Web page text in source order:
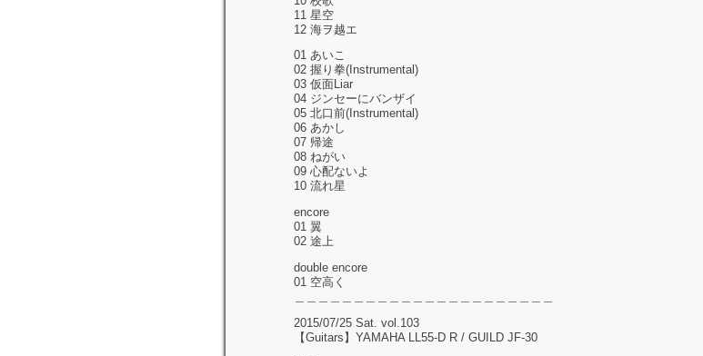
11 星空
12 海ヲ越エ
01 あいこ
02 握り拳(Instrumental)
03 仮面Liar
04 ジンセーにバンザイ
05 北口前(Instrumental)
06 あかし
07 帰途
08 ねがい
09 心配ないよ
10 流れ星
encore
01 翼
02 途上
double encore
01 空高く
2015/07/25 Sat. vol.103
【Guitars】YAMAHA LL55-D R / GUILD JF-30